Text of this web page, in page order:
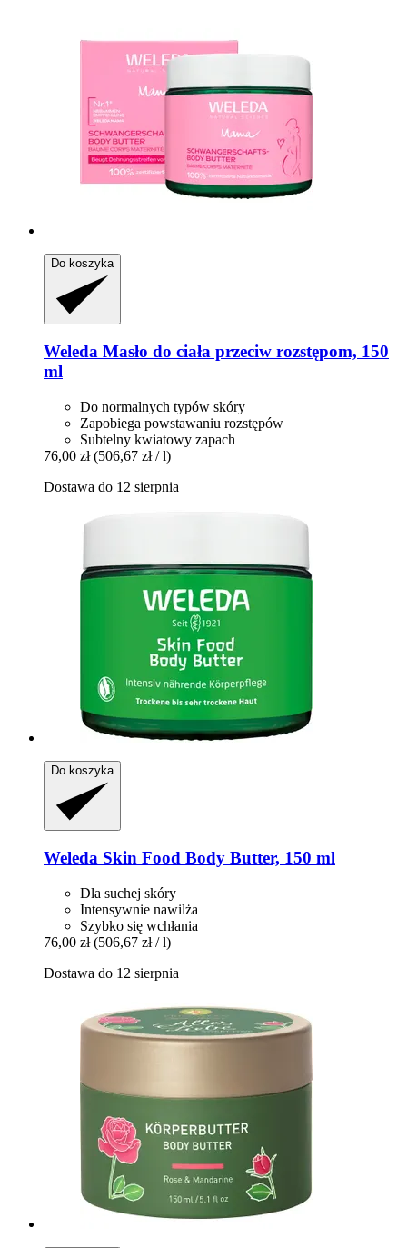
Do koszyka
Weleda Masło do ciała przeciw rozstępom, 150
ml
Do normalnych typów skóry
Zapobiega powstawaniu rozstępów
Subtelny kwiatowy zapach
76,00 zł (506,67 zł / l)
Dostawa do 12 sierpnia
Do koszyka
Weleda Skin Food Body Butter, 150 ml
Dla suchej skóry
Intensywnie nawilża
Szybko się wchłania
76,00 zł (506,67 zł / l)
Dostawa do 12 sierpnia